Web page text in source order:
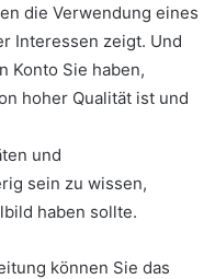
die Verwendung eines
Interessen zeigt. Und
Konto Sie haben,
hoher Qualität ist und
und
sein zu wissen,
haben sollte.
können Sie das